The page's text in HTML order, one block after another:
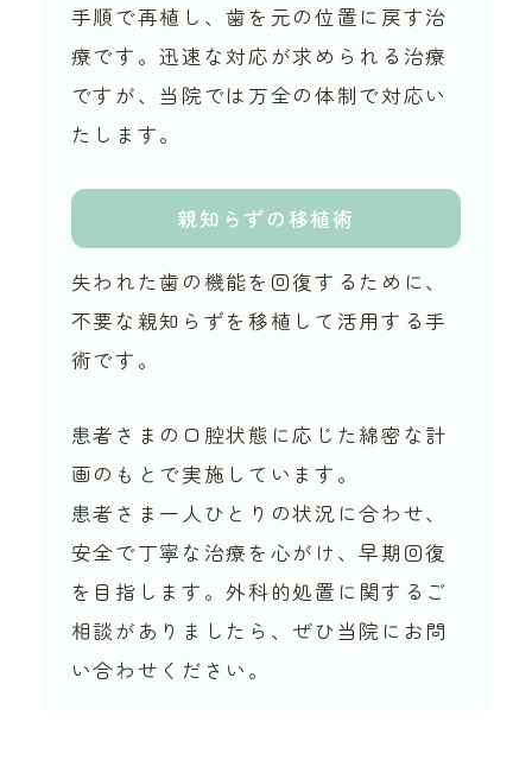
手順で再植し、歯を元の位置に戻す治
療です。迅速な対応が求められる治療
ですが、当院では万全の体制で対応い
たします。
親知らずの移植術
失われた歯の機能を回復するために、
不要な親知らずを移植して活用する手
術です。
患者さまの口腔状態に応じた綿密な計
画のもとで実施しています。
患者さま一人ひとりの状況に合わせ、
安全で丁寧な治療を心がけ、早期回復
を目指します。外科的処置に関するご
相談がありましたら、ぜひ当院にお問
い合わせください。